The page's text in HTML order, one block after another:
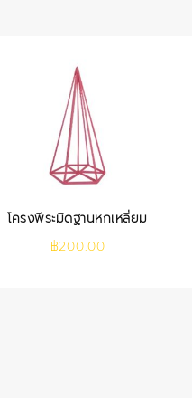
โครงพีระมิดฐานหกเหลี่ยม
฿200.00